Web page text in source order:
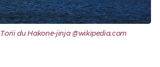
Torii du Hakone-jinja @wikipedia.com